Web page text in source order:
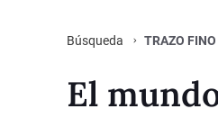
Búsqueda TRAZO FINO
El